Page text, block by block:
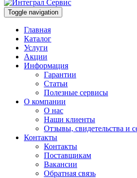
Toggle navigation
Главная
Каталог
Услуги
Акции
Информация
Гарантии
Статьи
Полезные сервисы
О компании
О нас
Наши клиенты
Отзывы, свидетельства и
Контакты
Контакты
Поставщикам
Вакансии
Обратная связь